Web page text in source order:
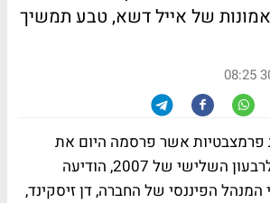
של אייל דשא, טבע תמשיך
אשר פרסמה היום את
דוחותיה הכספיים לרבעון השלישי של 2007, הודיעה
המנהל הפיננסי של החברה, דן זיסקינד,